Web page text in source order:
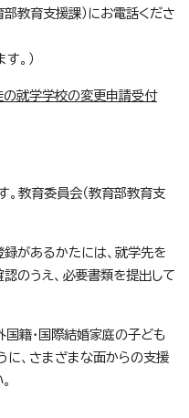
部教育支援課）にお電話くださ
。）
の就学学校の変更申請受付
教育委員会（教育部教育支
があるかたには、就学先を
のうえ、必要書類を提出して
国籍・国際結婚家庭の子ども
に、さまざまな面からの支援